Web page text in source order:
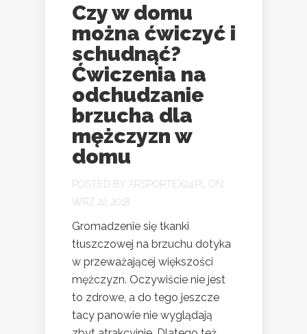
Czy w domu
można ćwiczyć i
schudnąć?
Ćwiczenia na
odchudzanie
brzucha dla
mężczyzn w
domu
POSTED BY ARSPORTEX24.PL
ON
WRZ 22, 2018
Gromadzenie się tkanki
tłuszczowej na brzuchu dotyka
w przeważającej większości
mężczyzn. Oczywiście nie jest
to zdrowe, a do tego jeszcze
tacy panowie nie wyglądają